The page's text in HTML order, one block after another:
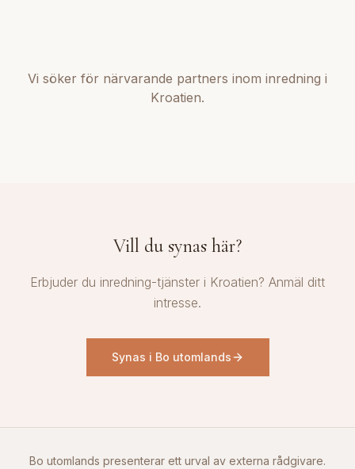
Vi söker för närvarande partners inom inredning i
Kroatien.
Vill du synas här?
Erbjuder du inredning-tjänster i Kroatien? Anmäl ditt
intresse.
Synas i Bo utomlands
Bo utomlands presenterar ett urval av externa rådgivare.